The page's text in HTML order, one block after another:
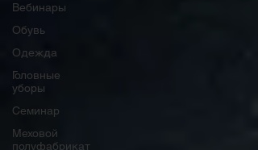
Вебинары
Обувь
Одежда
Головные
уборы
Семинар
Меховой
полуфабрикат